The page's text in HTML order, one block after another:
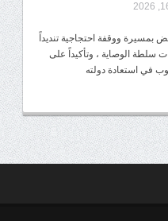
بمسيرة ووقفة احتجاجية تنديداً
سلطة الوصاية ، وتأكيداً على
في استعادة دولته